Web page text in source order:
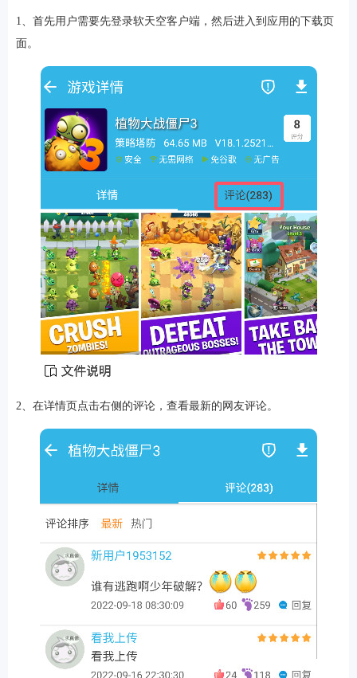
1、首先用户需要先登录软天空客户端，然后进入到应用的下载页
面。
2、在详情页点击右侧的评论，查看最新的网友评论。